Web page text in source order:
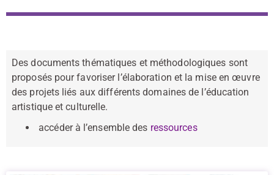
Des documents thématiques et méthodologiques sont
proposés pour favoriser l’élaboration et la mise en œuvre
des projets liés aux différents domaines de l’éducation
artistique et culturelle.
accéder à l’ensemble des ressources